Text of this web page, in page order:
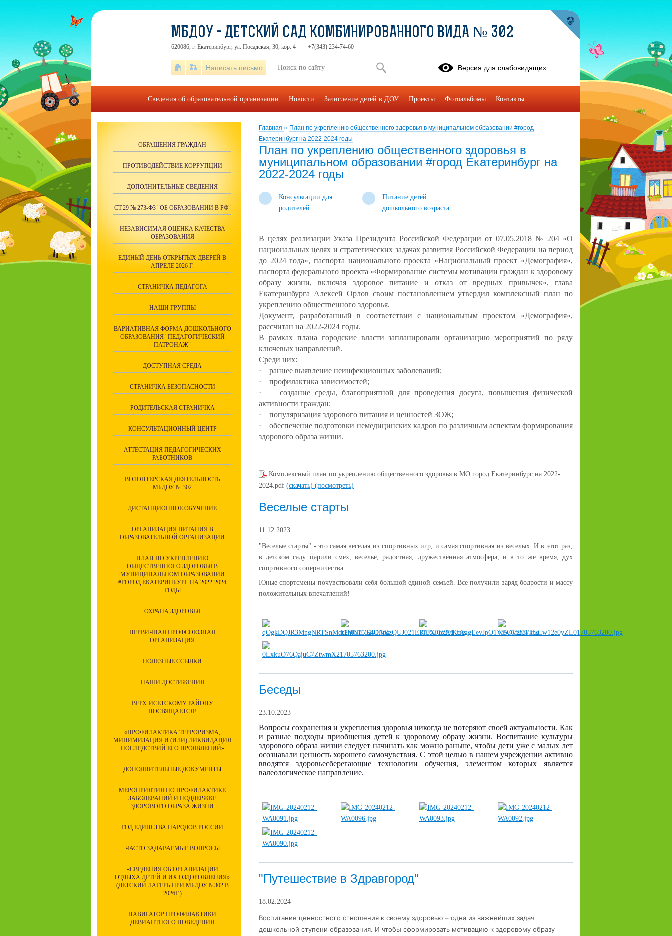
Главная » План по укреплению общественного здоровья в муниципальном образовании #город
Екатеринбург на 2022-2024 годы
План по укреплению общественного здоровья в
муниципальном образовании #город Екатеринбург на
2022-2024 годы
Консультации для
родителей
Питание детей
дошкольного возраста
В целях реализации Указа Президента Российской Федерации от 07.05.2018 № 204 «О
национальных целях и стратегических задачах развития Российской Федерации на период
до 2024 года», паспорта национального проекта «Национальный проект «Демография»,
паспорта федерального проекта «Формирование системы мотивации граждан к здоровому
образу жизни, включая здоровое питание и отказ от вредных привычек», глава
Екатеринбурга Алексей Орлов своим постановлением утвердил комплексный план по
укреплению общественного здоровья.
Документ, разработанный в соответствии с национальным проектом «Демография»,
рассчитан на 2022-2024 годы.
В рамках плана городские власти запланировали организацию мероприятий по ряду
ключевых направлений.
Среди них:
· раннее выявление неинфекционных заболеваний;
· профилактика зависимостей;
· создание среды, благоприятной для проведения досуга, повышения физической
активности граждан;
· популяризация здорового питания и ценностей ЗОЖ;
· обеспечение подготовки немедицинских кадров по различным аспектам формирования
здорового образа жизни.
Комплексный план по укреплению общественного здоровья в МО город Екатеринбург на 2022-
2024.pdf (скачать) (посмотреть)
Веселые старты
11.12.2023
"Веселые старты" - это самая веселая из спортивных игр, и самая спортивная из веселых. И в этот раз,
в детском саду царили смех, веселье, радостная, дружественная атмосфера, и в то же время, дух
спортивного соперничества.
Юные спортсмены почувствовали себя большой единой семьей. Все получили заряд бодрости и массу
положительных впечатлений!
Беседы
23.10.2023
Вопросы сохранения и укрепления здоровья никогда не потеряют своей актуальности. Как
и разные подходы приобщения детей к здоровому образу жизни. Воспитание культуры
здорового образа жизни следует начинать как можно раньше, чтобы дети уже с малых лет
осознавали ценность хорошего самочувствия. С этой целью в нашем учреждении активно
вводятся здоровьесберегающие технологии обучения, элементом которых является
валеологическое направление.
"Путешествие в Здравгород"
18.02.2024
Воспитание ценностного отношения к своему здоровью – одна из важнейших задач
дошкольной ступени образования. И чтобы сформировать мотивацию к здоровому образу
ОБРАЩЕНИЯ ГРАЖДАН
ПРОТИВОДЕЙСТВИЕ КОРРУПЦИИ
ДОПОЛНИТЕЛЬНЫЕ СВЕДЕНИЯ
СТ.29 № 273-ФЗ "ОБ ОБРАЗОВАНИИ В РФ"
НЕЗАВИСИМАЯ ОЦЕНКА КАЧЕСТВА
ОБРАЗОВАНИЯ
ЕДИНЫЙ ДЕНЬ ОТКРЫТЫХ ДВЕРЕЙ В
АПРЕЛЕ 2026 Г.
СТРАНИЧКА ПЕДАГОГА
НАШИ ГРУППЫ
ВАРИАТИВНАЯ ФОРМА ДОШКОЛЬНОГО
ОБРАЗОВАНИЯ "ПЕДАГОГИЧЕСКИЙ
ПАТРОНАЖ"
ДОСТУПНАЯ СРЕДА
СТРАНИЧКА БЕЗОПАСНОСТИ
РОДИТЕЛЬСКАЯ СТРАНИЧКА
КОНСУЛЬТАЦИОННЫЙ ЦЕНТР
АТТЕСТАЦИЯ ПЕДАГОГИЧЕСКИХ
РАБОТНИКОВ
ВОЛОНТЕРСКАЯ ДЕЯТЕЛЬНОСТЬ
МБДОУ № 302
ДИСТАНЦИОННОЕ ОБУЧЕНИЕ
ОРГАНИЗАЦИЯ ПИТАНИЯ В
ОБРАЗОВАТЕЛЬНОЙ ОРГАНИЗАЦИИ
ПЛАН ПО УКРЕПЛЕНИЮ
ОБЩЕСТВЕННОГО ЗДОРОВЬЯ В
МУНИЦИПАЛЬНОМ ОБРАЗОВАНИИ
#ГОРОД ЕКАТЕРИНБУРГ НА 2022-2024
ГОДЫ
ОХРАНА ЗДОРОВЬЯ
ПЕРВИЧНАЯ ПРОФСОЮЗНАЯ
ОРГАНИЗАЦИЯ
ПОЛЕЗНЫЕ ССЫЛКИ
НАШИ ДОСТИЖЕНИЯ
ВЕРХ-ИСЕТСКОМУ РАЙОНУ
ПОСВЯЩАЕТСЯ!
«ПРОФИЛАКТИКА ТЕРРОРИЗМА,
МИНИМИЗАЦИЯ И (ИЛИ) ЛИКВИДАЦИЯ
ПОСЛЕДСТВИЙ ЕГО ПРОЯВЛЕНИЙ»
ДОПОЛНИТЕЛЬНЫЕ ДОКУМЕНТЫ
МЕРОПРИЯТИЯ ПО ПРОФИЛАКТИКЕ
ЗАБОЛЕВАНИЙ И ПОДДЕРЖКЕ
ЗДОРОВОГО ОБРАЗА ЖИЗНИ
ГОД ЕДИНСТВА НАРОДОВ РОССИИ
ЧАСТО ЗАДАВАЕМЫЕ ВОПРОСЫ
«СВЕДЕНИЯ ОБ ОРГАНИЗАЦИИ
ОТДЫХА ДЕТЕЙ И ИХ ОЗДОРОВЛЕНИЯ»
(ДЕТСКИЙ ЛАГЕРЬ ПРИ МБДОУ №302 В
2026Г.)
НАВИГАТОР ПРОФИЛАКТИКИ
ДЕВИАНТНОГО ПОВЕДЕНИЯ
МБДОУ - ДЕТСКИЙ САД КОМБИНИРОВАННОГО ВИДА № 302
620086, г. Екатеринбург, ул. Посадская, 30, кор. 4 +7(343) 234-74-60
Написать письмо Версия для слабовидящих
Сведения об образовательной организации Новости Зачисление детей в ДОУ Проекты Фотоальбомы Контакты